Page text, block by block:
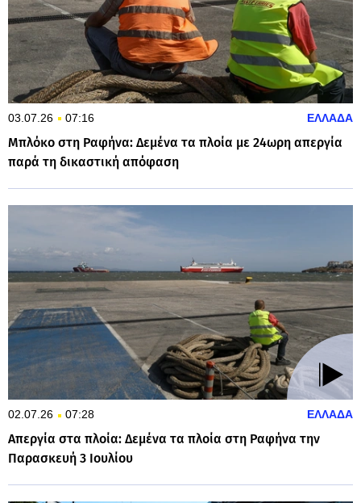
03.07.26 07:16 ΕΛΛΑΔΑ
Μπλόκο στη Ραφήνα: Δεμένα τα πλοία με 24ωρη απεργία
παρά τη δικαστική απόφαση
02.07.26 07:28 ΕΛΛΑΔΑ
Απεργία στα πλοία: Δεμένα τα πλοία στη Ραφήνα την
Παρασκευή 3 Ιουλίου